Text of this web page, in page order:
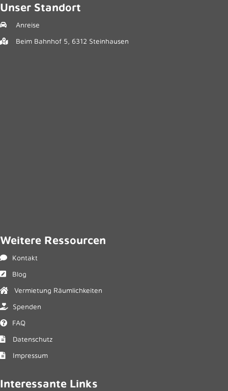
Unser Standort
Anreise
Beim Bahnhof 5, 6312 Steinhausen
Weitere Ressourcen
Kontakt
Blog
Vermietung Räumlichkeiten
Spenden
FAQ
Datenschutz
Impressum
Interessante Links